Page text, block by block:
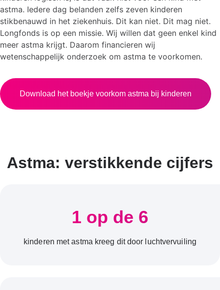
astma. Iedere dag belanden zelfs zeven kinderen
stikbenauwd in het ziekenhuis. Dit kan niet. Dit mag niet.
Longfonds is op een missie. Wij willen dat geen enkel kind
meer astma krijgt. Daarom financieren wij
wetenschappelijk onderzoek om astma te voorkomen.
Download het boekje voorkom astma bij kinderen
Astma: verstikkende cijfers
1 op de 6
kinderen met astma kreeg dit door luchtvervuiling